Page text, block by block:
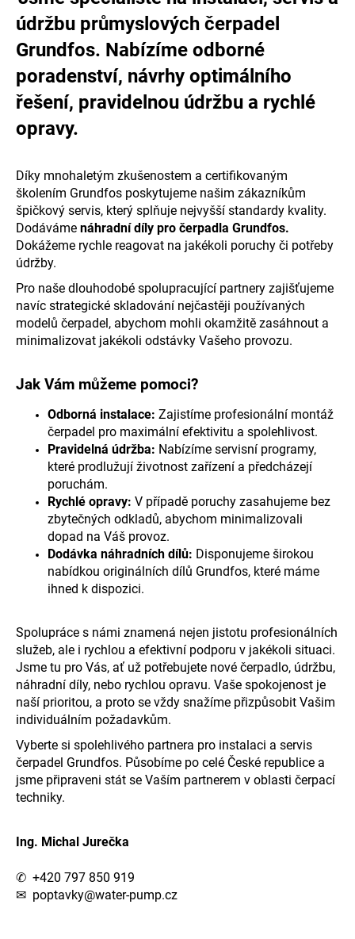
údržbu průmyslových čerpadel
Grundfos. Nabízíme odborné
poradenství, návrhy optimálního
řešení, pravidelnou údržbu a rychlé
opravy.
Díky mnohaletým zkušenostem a certifikovaným
školením Grundfos poskytujeme našim zákazníkům
špičkový servis, který splňuje nejvyšší standardy kvality.
Dodáváme náhradní díly pro čerpadla Grundfos.
Dokážeme rychle reagovat na jakékoli poruchy či potřeby
údržby.
Pro naše dlouhodobé spolupracující partnery zajišťujeme
navíc strategické skladování nejčastěji používaných
modelů čerpadel, abychom mohli okamžitě zasáhnout a
minimalizovat jakékoli odstávky Vašeho provozu.
Jak Vám můžeme pomoci?
Odborná instalace: Zajistíme profesionální montáž
čerpadel pro maximální efektivitu a spolehlivost.
Pravidelná údržba: Nabízíme servisní programy,
které prodlužují životnost zařízení a předcházejí
poruchám.
Rychlé opravy: V případě poruchy zasahujeme bez
zbytečných odkladů, abychom minimalizovali
dopad na Váš provoz.
Dodávka náhradních dílů: Disponujeme širokou
nabídkou originálních dílů Grundfos, které máme
ihned k dispozici.
Spolupráce s námi znamená nejen jistotu profesionálních
služeb, ale i rychlou a efektivní podporu v jakékoli situaci.
Jsme tu pro Vás, ať už potřebujete nové čerpadlo, údržbu,
náhradní díly, nebo rychlou opravu. Vaše spokojenost je
naší prioritou, a proto se vždy snažíme přizpůsobit Vašim
individuálním požadavkům.
Vyberte si spolehlivého partnera pro instalaci a servis
čerpadel Grundfos. Působíme po celé České republice a
jsme připraveni stát se Vaším partnerem v oblasti čerpací
techniky.
Ing. Michal Jurečka
✆ +420 797 850 919
✉ poptavky@water-pump.cz
a
j
í
t
?
HLEDAT
D
o
p
o
r
u
u
j